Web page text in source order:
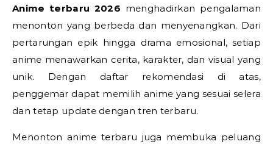
Anime terbaru 2026 menghadirkan pengalaman
menonton yang berbeda dan menyenangkan. Dari
pertarungan epik hingga drama emosional, setiap
anime menawarkan cerita, karakter, dan visual yang
unik. Dengan daftar rekomendasi di atas,
penggemar dapat memilih anime yang sesuai selera
dan tetap update dengan tren terbaru.
Menonton anime terbaru juga membuka peluang